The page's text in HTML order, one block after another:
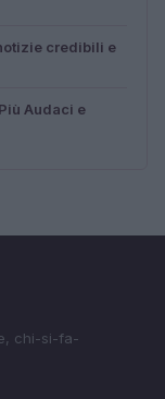
credibili e
Audaci e
chi-si-fa-